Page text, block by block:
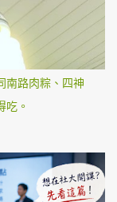
南路肉粽、四神
吃。